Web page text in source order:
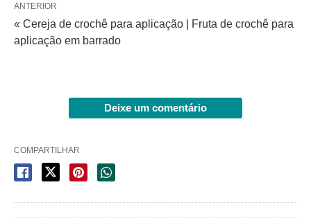
ANTERIOR
« Cereja de crochê para aplicação | Fruta de crochê para
aplicação em barrado
Deixe um comentário
COMPARTILHAR